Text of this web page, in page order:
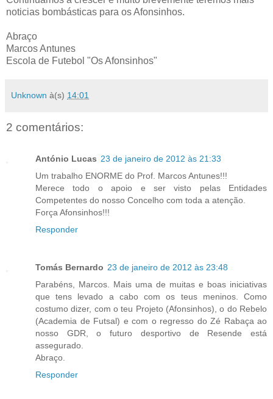
noticias bombásticas para os Afonsinhos.
Abraço
Marcos Antunes
Escola de Futebol "Os Afonsinhos"
Unknown à(s) 14:01
2 comentários:
António Lucas 23 de janeiro de 2012 às 21:33
Um trabalho ENORME do Prof. Marcos Antunes!!!
Merece todo o apoio e ser visto pelas Entidades
Competentes do nosso Concelho com toda a atenção.
Força Afonsinhos!!!
Responder
Tomás Bernardo 23 de janeiro de 2012 às 23:48
Parabéns, Marcos. Mais uma de muitas e boas iniciativas
que tens levado a cabo com os teus meninos. Como
costumo dizer, com o teu Projeto (Afonsinhos), o do Rebelo
(Academia de Futsal) e com o regresso do Zé Rabaça ao
nosso GDR, o futuro desportivo de Resende está
assegurado.
Abraço.
Responder